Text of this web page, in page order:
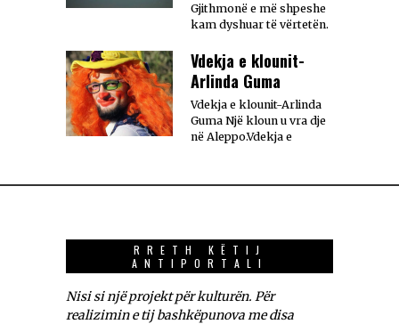
Gjithmonë e më shpeshe
kam dyshuar të vërtetën.
Vdekja e klounit-
Arlinda Guma
Vdekja e klounit-Arlinda
Guma Një kloun u vra dje
në Aleppo.Vdekja e
RRETH KËTIJ
ANTIPORTALI
Nisi si një projekt për kulturën. Për
realizimin e tij bashkëpunova me disa